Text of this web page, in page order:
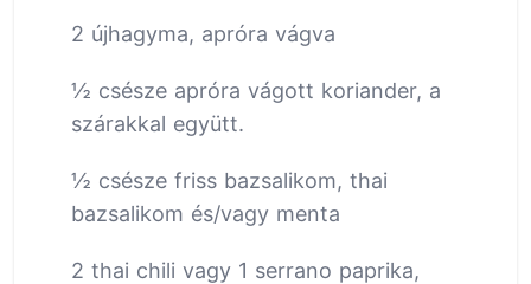
2 újhagyma, apróra vágva
½ csésze apróra vágott koriander, a
szárakkal együtt.
½ csésze friss bazsalikom, thai
bazsalikom és/vagy menta
2 thai chili vagy 1 serrano paprika,